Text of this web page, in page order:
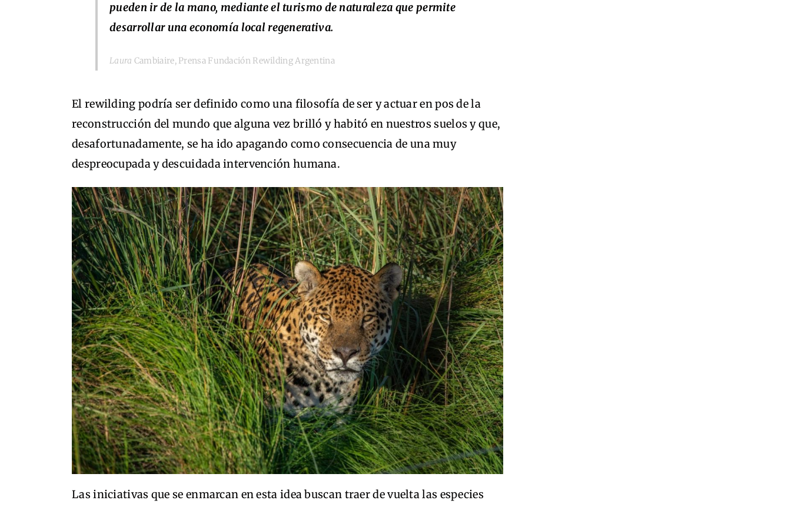
pueden ir de la mano, mediante el turismo de naturaleza que permite
desarrollar una economía local regenerativa.
Laura Cambiaire, Prensa Fundación Rewilding Argentina
El rewilding podría ser definido como una filosofía de ser y actuar en pos de la
reconstrucción del mundo que alguna vez brilló y habitó en nuestros suelos y que,
desafortunadamente, se ha ido apagando como consecuencia de una muy
despreocupada y descuidada intervención humana.
Las iniciativas que se enmarcan en esta idea buscan traer de vuelta las especies